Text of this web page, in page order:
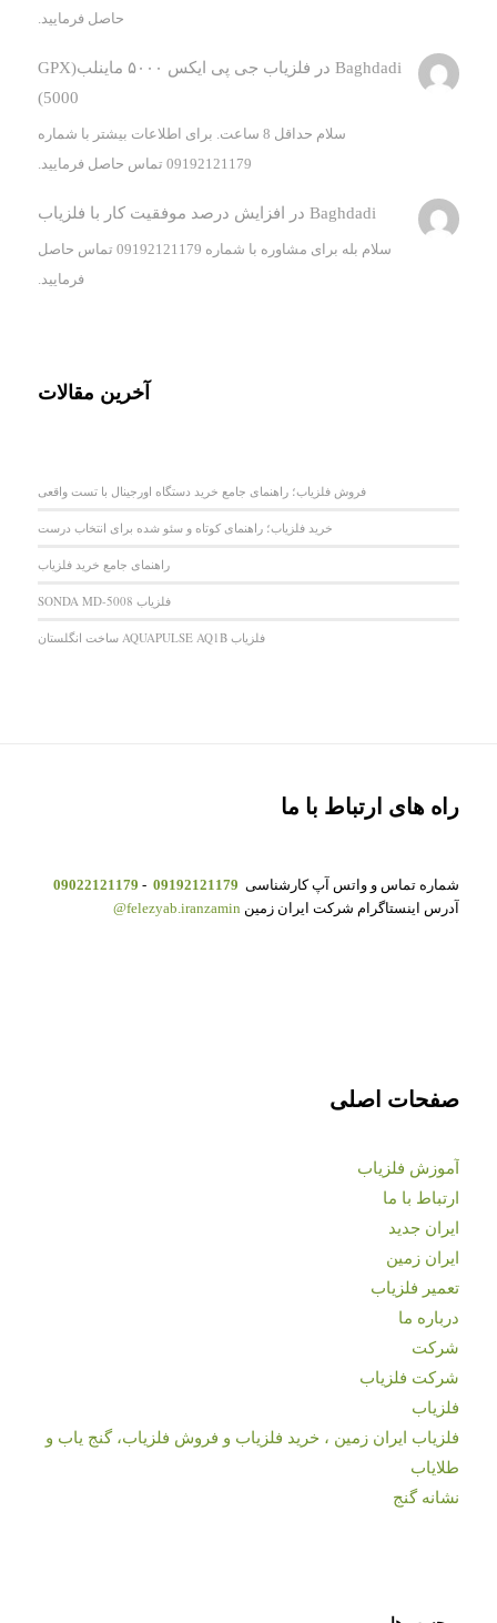
حاصل فرمایید.
Baghdadi در
فلزیاب جی پی ایکس ۵۰۰۰ ماینلب(GPX
5000)
سلام حداقل 8 ساعت. برای اطلاعات بیشتر با شماره
09192121179 تماس حاصل فرمایید.
Baghdadi در افزایش درصد موفقیت کار با فلزیاب
سلام بله برای مشاوره با شماره 09192121179 تماس حاصل
فرمایید.
آخرین مقالات
فروش فلزیاب؛ راهنمای جامع خرید دستگاه اورجینال با تست واقعی
خرید فلزیاب؛ راهنمای کوتاه و سئو شده برای انتخاب درست
راهنمای جامع خرید فلزیاب
فلزیاب SONDA MD-5008
فلزیاب AQUAPULSE AQ1B ساخت انگلستان
راه های ارتباط با ما
شماره تماس و واتس آپ کارشناسی 09192121179
-
09022121179
آدرس اینستاگرام شرکت ایران زمین felezyab.iranzamin@
صفحات اصلی
آموزش فلزیاب
ارتباط با ما
ایران جدید
ایران زمین
تعمیر فلزیاب
درباره ما
شرکت
شرکت فلزیاب
فلزیاب
فلزیاب ایران زمین ، خرید فلزیاب و فروش فلزیاب، گنج یاب و
طلایاب
نشانه گنج